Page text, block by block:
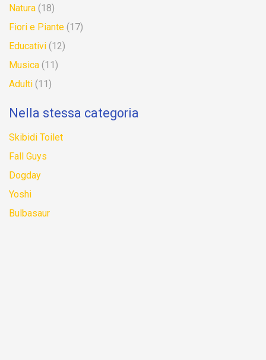
Natura (18)
Fiori e Piante (17)
Educativi (12)
Musica (11)
Adulti (11)
Nella stessa categoria
Skibidi Toilet
Fall Guys
Dogday
Yoshi
Bulbasaur